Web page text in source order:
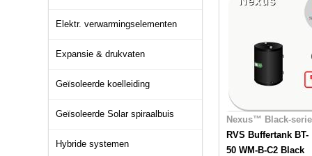
Elektr. verwarmingselementen
Expansie & drukvaten
Geïsoleerde koelleiding
Geïsoleerde Solar spiraalbuis
Hybride systemen
Nexus™ Black-
RVS Buffertank BT-
50 WM-B-C2 Black